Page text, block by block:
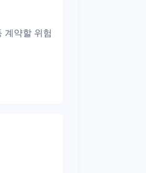
계약할 위험